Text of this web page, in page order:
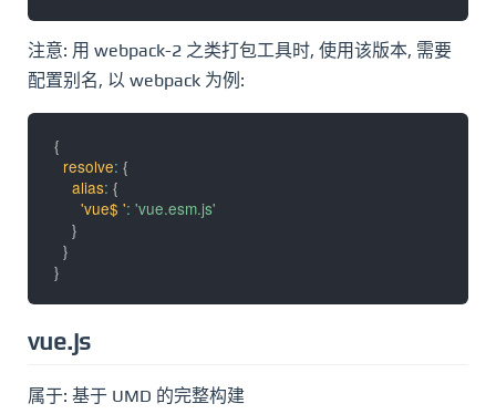
注意: 用 webpack-2 之类打包工具时, 使用该版本, 需要
配置别名, 以 webpack 为例:
{
resolve: {
alias: {
'vue$ ': 'vue.esm.js'
}
}
}
vue.js
属于: 基于 UMD 的完整构建